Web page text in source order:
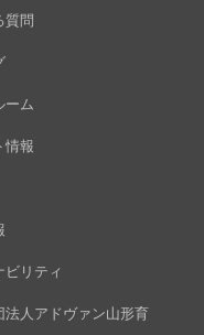
質問
ーム
情報
ビリティ
法人アドヴァン山形育